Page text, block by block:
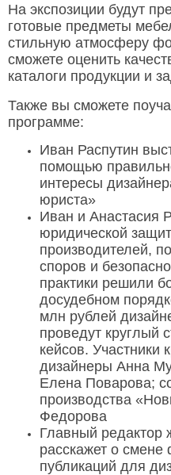
На экспозиции будут
готовые предметы
стильную атмосферу
сможете оценить
каталоги продукции и
Также вы сможете
программе:
Иван Распутин
помощью
интересы
юриста»
Иван и Анастасия
юридической
производителей,
споров и
практики решили
досудебном
млн рублей
проведут круглый
кейсов. Участники
дизайнеры Анна
Елена Поварова;
производства
Федорова
Главный редактор
расскажет о
публикаций для